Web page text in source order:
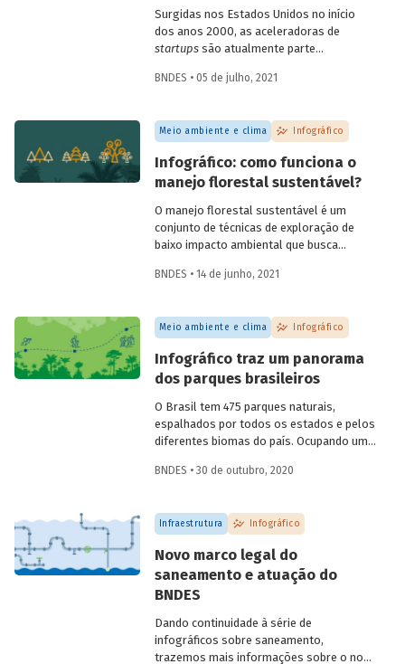
Surgidas nos Estados Unidos no início
dos anos 2000, as aceleradoras de
startupssão atualmente parte
empreendedorismo. Com diferentes
programas de aceleração contribuem
para ajudarstartupse empreendedores,
em diferentes estágios de
desenvolvimento, a construir e consolidar
seus negócios. Entenda tudo sobre como
eles funcionam no infográfico que
preparamos.
BNDES • 05 de julho, 2021
Meio ambiente e clima Infográfico
Infográfico: como funciona o
manejo florestal sustentável?
O manejo florestal sustentável é um
conjunto de técnicas de exploração de
baixo impacto ambiental que busca
mantendo-a em pé e contribuindo para a
produtividade, capacidade de regeneração
e demais funções ecológicas, econômicas
e sociais. Confira o infográfico que
preparamos para explicar como isso
funciona.
BNDES • 14 de junho, 2021
Meio ambiente e clima Infográfico
Infográfico traz um panorama
dos parques brasileiros
O Brasil tem 475 parques naturais,
espalhados por todos os estados e pelos
diferentes biomas do país. Ocupando uma
são unidades de conservação destinadas
de grande relevância ecológica e beleza
cênica. Preparamos um infográfico para
características dos parques brasileiros e
entender como eles podem contribuir
para conciliar preservação ambiental e
BNDES • 30 de outubro, 2020
Infraestrutura Infográfico
Novo marco legal do
saneamento e atuação do
BNDES
Dando continuidade à série de
infográficos sobre saneamento,
trazemos mais informações sobre o novo